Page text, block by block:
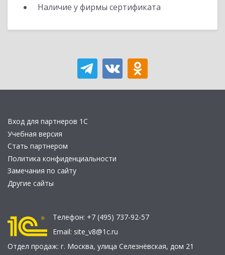
Наличие у фирмы сертификата
Вход для партнеров 1С
Учебная версия
Стать партнером
Политика конфиденциальности
Замечания по сайту
Другие сайты
Телефон: +7 (495) 737-92-57
Email: site_v8@1c.ru
Отдел продаж: г. Москва, улица Селезнёвская, дом 21